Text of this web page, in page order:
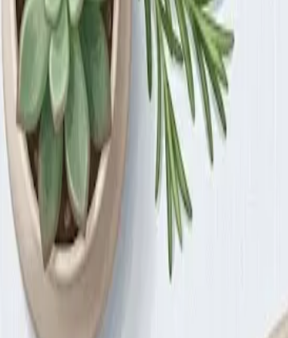
диет не работают
80% людей, похудевших на строгой
калорий организм переходит в «режим
(грелин). Тело буквально борется против
не война с телом, а постепенные изменения,
в неделю
снижения веса — 0,5–1 кг в неделю